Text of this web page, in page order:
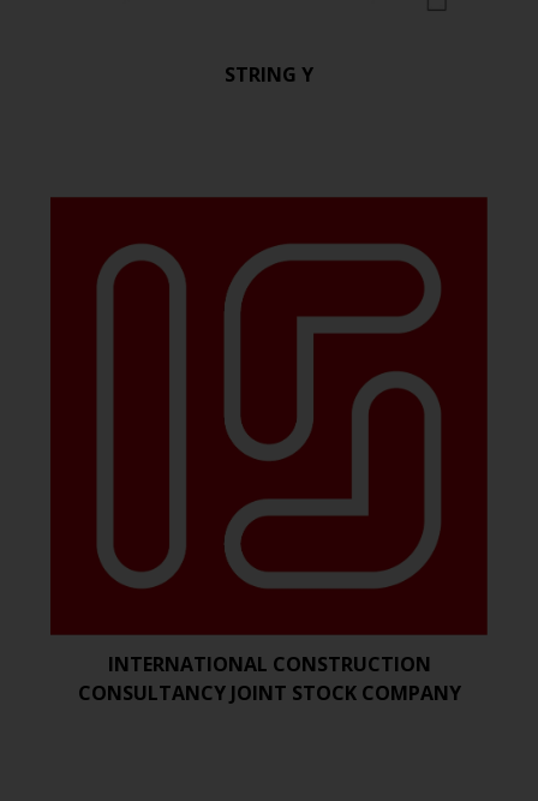
STRING Y
INTERNATIONAL CONSTRUCTION
CONSULTANCY JOINT STOCK COMPANY